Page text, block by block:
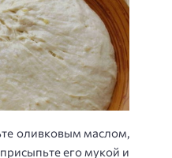
оливковым маслом,
его мукой и